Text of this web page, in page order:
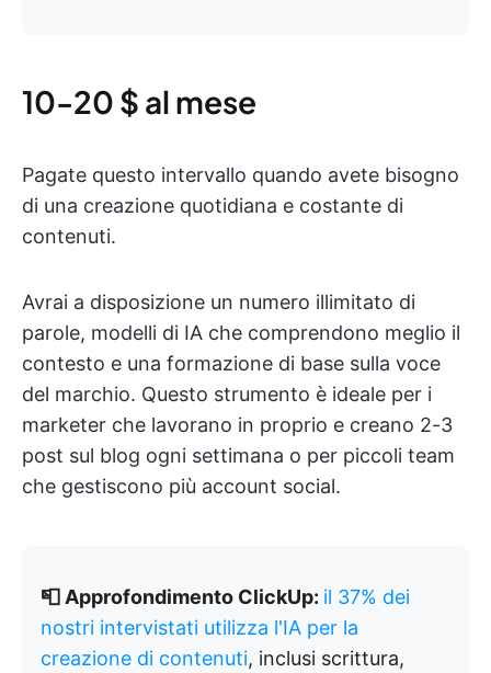
10-20 $ al mese
Pagate questo intervallo quando avete bisogno
di una creazione quotidiana e costante di
contenuti.
Avrai a disposizione un numero illimitato di
parole, modelli di IA che comprendono meglio il
contesto e una formazione di base sulla voce
del marchio. Questo strumento è ideale per i
marketer che lavorano in proprio e creano 2-3
post sul blog ogni settimana o per piccoli team
che gestiscono più account social.
📮 Approfondimento ClickUp: il 37% dei
nostri intervistati utilizza l'IA per la
creazione di contenuti, inclusi scrittura,